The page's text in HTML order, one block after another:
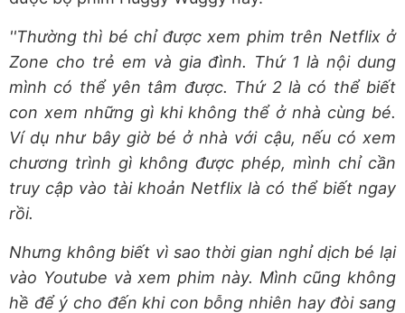
''Thường thì bé chỉ được xem phim trên Netflix ở
Zone cho trẻ em và gia đình. Thứ 1 là nội dung
mình có thể yên tâm được. Thứ 2 là có thể biết
con xem những gì khi không thể ở nhà cùng bé.
Ví dụ như bây giờ bé ở nhà với cậu, nếu có xem
chương trình gì không được phép, mình chỉ cần
truy cập vào tài khoản Netflix là có thể biết ngay
rồi.
Nhưng không biết vì sao thời gian nghỉ dịch bé lại
vào Youtube và xem phim này. Mình cũng không
hề để ý cho đến khi con bỗng nhiên hay đòi sang